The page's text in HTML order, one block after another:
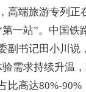
端旅游专列正
一站”。中国铁
副书记田小川说
需求持续升温
比高达80%-90%